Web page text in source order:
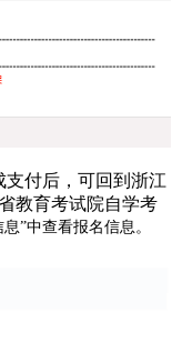
支付后，可回到浙江
教育考试院自学考
”中查看报名信息。